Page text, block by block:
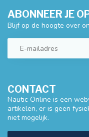
CONTACT
Nautic Online is een
artikelen, er is geen
niet mogelijk.
ABONNEER JE
Blijf op de hoogte over